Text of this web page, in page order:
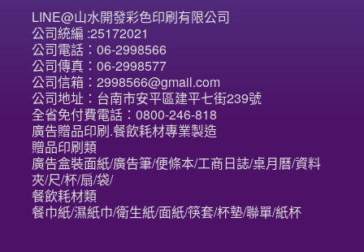
LINE@山水開發彩色印刷有限公司
公司統編 :25172021
公司電話：06-2998566
公司傳真：06-2998577
公司信箱：2998566@gmail.com
公司地址：台南市安平區建平七街239號
全省免付費電話：0800-246-818
廣告贈品印刷.餐飲耗材專業製造
贈品印刷類
廣告盒裝面紙/廣告筆/便條本/工商日誌/桌月曆/資料
夾/尺/杯/扇/袋/
餐飲耗材類
餐巾紙/濕紙巾/衛生紙/面紙/筷套/杯墊/聯單/紙杯